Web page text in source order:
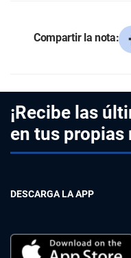
Compartir la nota:
¡Recibe las
en tus propias
DESCARGA LA APP